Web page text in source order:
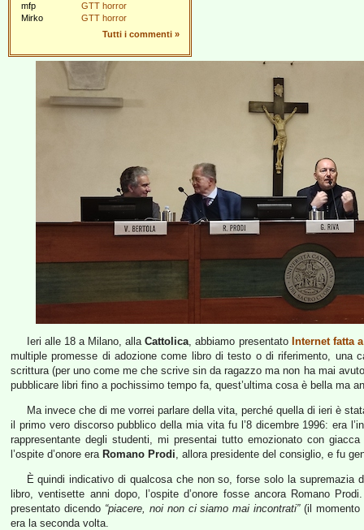
mfp
GTT horror
Mirko
GTT horror
Tutti i commenti »
Ieri alle 18 a Milano, allaCattolica, abbiamo presentato Internet fatta
multiple promesse di adozione come libro di testo o di riferimento,
scrittura (per uno come me che scrive sin da ragazzo ma non ha mai
pubblicare libri fino a pochissimo tempo fa, quest’ultima cosa è bella ma
Ma invece che di me vorrei parlare della vita, perché quella di ieri è
il primo vero discorso pubblico della mia vita fu l’8 dicembre 1996: era
rappresentante degli studenti, mi presentai tutto emozionato con
l’ospite d’onore era Romano Prodi, allora presidente del consiglio, e fu
È quindi indicativo di qualcosa che non so, forse solo la supremazia
libro, ventisette anni dopo, l’ospite d’onore fosse ancora Romano
presentato dicendo “piacere, noi non ci siamo mai incontrati”(il momento
era la seconda volta.